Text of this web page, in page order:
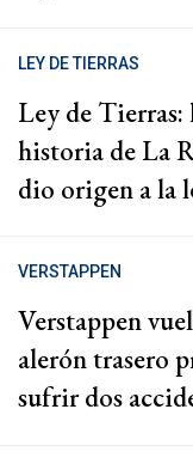
LEY DE TIERRAS
Ley de Tierras:
historia de La
dio origen a la
VERSTAPPEN
Verstappen
alerón trasero
sufrir dos